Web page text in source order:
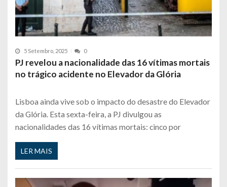
5 Setembro, 2025 0
PJ revelou a nacionalidade das 16 vítimas mortais
no trágico acidente no Elevador da Glória
Lisboa ainda vive sob o impacto do desastre do Elevador
da Glória. Esta sexta-feira, a PJ divulgou as
nacionalidades das 16 vítimas mortais: cinco por
LER MAIS